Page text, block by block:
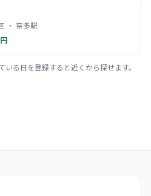
・ 奈多駅
る日を登録すると近くから探せます。